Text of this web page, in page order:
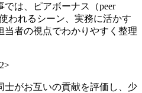
は、ピアボーナス（peer
われるシーン、実務に活かす
当者の視点でわかりやすく整理
士がお互いの貢献を評価し、少